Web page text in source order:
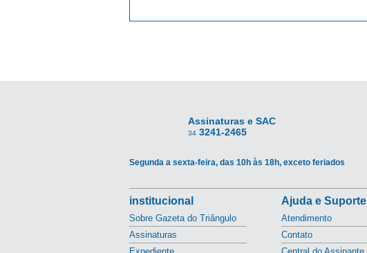
Assinaturas e SAC
34 3241-2465
Segunda a sexta-feira, das 10h às 18h, exceto feriados
institucional
Sobre Gazeta do Triângulo
Assinaturas
Ajuda e Suporte
Atendimento
Contato